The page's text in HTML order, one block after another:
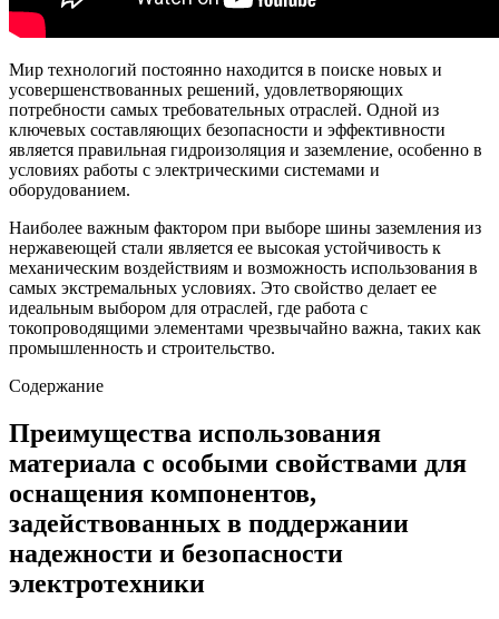
Мир технологий постоянно находится в поиске новых и
усовершенствованных решений, удовлетворяющих
потребности самых требовательных отраслей. Одной из
ключевых составляющих безопасности и эффективности
является правильная гидроизоляция и заземление, особенно в
условиях работы с электрическими системами и
оборудованием.
Наиболее важным фактором при выборе шины заземления из
нержавеющей стали является ее высокая устойчивость к
механическим воздействиям и возможность использования в
самых экстремальных условиях. Это свойство делает ее
идеальным выбором для отраслей, где работа с
токопроводящими элементами чрезвычайно важна, таких как
промышленность и строительство.
Содержание
Преимущества использования
материала с особыми свойствами для
оснащения компонентов,
задействованных в поддержании
надежности и безопасности
электротехники